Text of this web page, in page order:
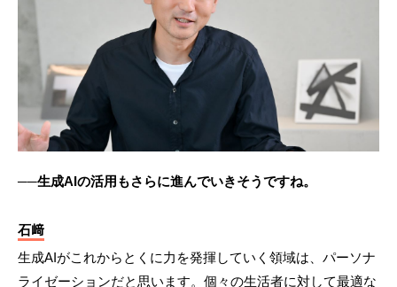
──生成AIの活用もさらに進んでいきそうですね。
石﨑
生成AIがこれからとくに力を発揮していく領域は、パーソナ
ライゼーションだと思います。個々の生活者に対して最適な